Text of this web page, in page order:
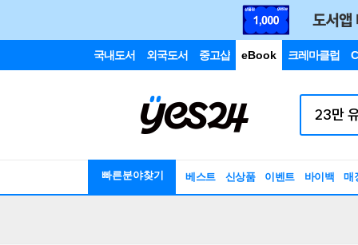
국내도서 외국도서 중고샵 eBook 크레마클럽
빠른분야찾기 베스트 신상품 이벤트 바이백 매